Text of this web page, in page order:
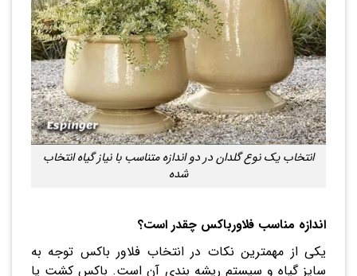
انتخاب یک نوع گلدان در دو اندازه متناسب با نیاز گیاه انتخاب
شده
اندازه مناسب فلاورباکس چقدر است؟
یکی از مهمترین نکات در انتخاب فلاور باکس توجه به
سایز گیاه و سیستم ریشه بندی آن است. باکس کشت یا